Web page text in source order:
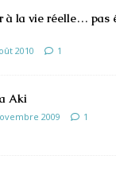
à la vie réelle… pas
2010 1
Aki
2009 1